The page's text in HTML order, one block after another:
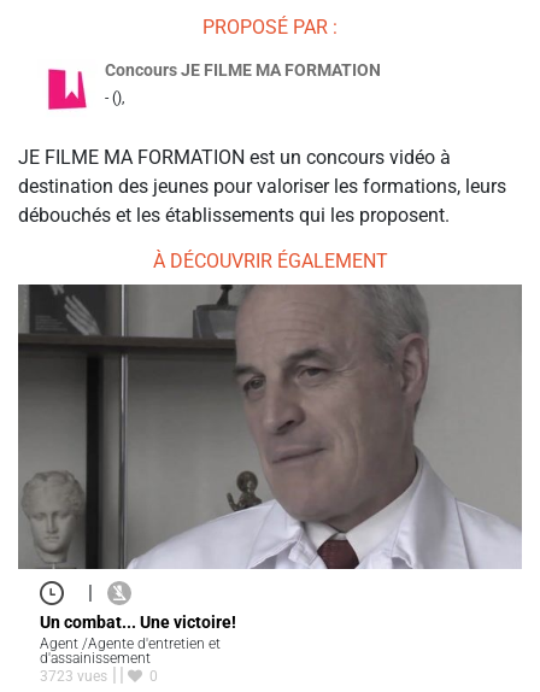
PROPOSÉ PAR :
Concours JE FILME MA FORMATION
- (),
JE FILME MA FORMATION est un concours vidéo à
destination des jeunes pour valoriser les formations, leurs
débouchés et les établissements qui les proposent.
À DÉCOUVRIR ÉGALEMENT
|
Un combat... Une victoire!
Agent /Agente d'entretien et
d'assainissement
3723 vues
0